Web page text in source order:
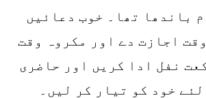
باندھا تھا۔ خوب دعائیں
اجازت دے اور مکروہ وقت
نفل ادا کریں اور حاضری
خود کو تیار کر لیں۔